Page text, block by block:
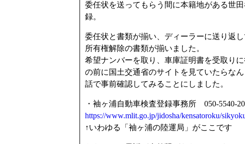
委任状を送ってもらう間に本籍地がある世
録。
委任状と書類が揃い、ディーラーに送り返し
所有権解除の書類が揃いました。
希望ナンバーを取り、車庫証明書を受取りに
の前に国土交通省のサイトを見ていたらな
話で事前確認してみることにしました。
・袖ヶ浦自動車検査登録事務所 050-5540-
https://www.mlit.go.jp/jidosha/kensatoroku/
↑いわゆる「袖ヶ浦の陸運局」がここです